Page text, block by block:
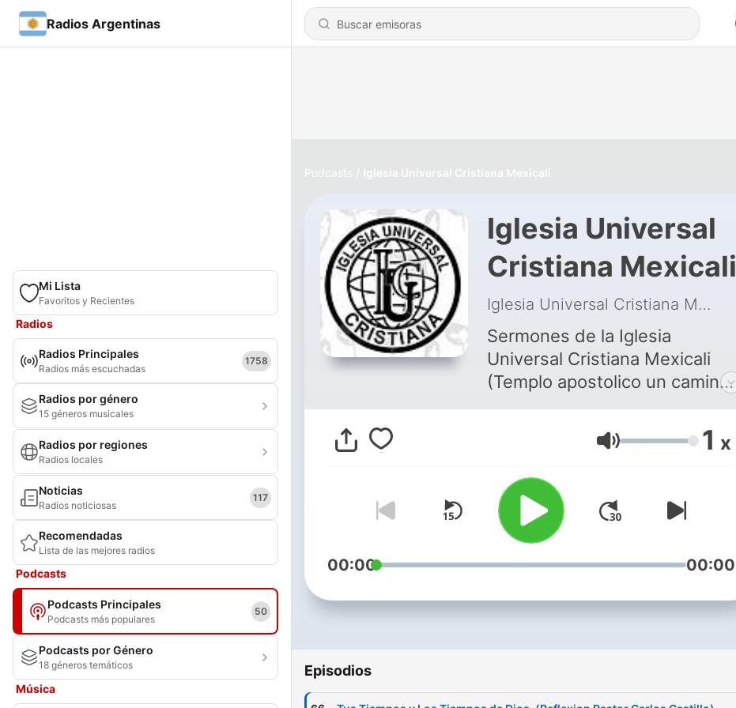
Radios Argentinas
Mi Lista
Favoritos y Recientes
Radios
Radios Principales
Radios más escuchadas
1758
Radios por género
15 géneros musicales
Radios por regiones
Radios locales
Noticias
Radios noticiosas
117
Recomendadas
Lista de las mejores radios
Podcasts
Podcasts Principales
Podcasts más populares
50
Podcasts por Género
18 géneros temáticos
Música
Podcasts Iglesia Universal Cristiana Mexicali
Iglesia Universal
Cristiana Mexicali
Iglesia Universal Cristiana Mexicali
Sermones de la Iglesia
Universal Cristiana Mexicali
(Templo apostolico un camino
Cristo) Un lugar para sanar y
restaurar tu alma , si no
puedes acudir fisicamente a
un templo o simplemente el
ajetreo de la vida diaria te lo
dificulta y quieres llenar tu
alma de palabra viva de Dios
con sana doctrina ,sintoniza
transmiten dos veces por
bendiga!!
Volumen 1 x
00:00 00:00
Episodios